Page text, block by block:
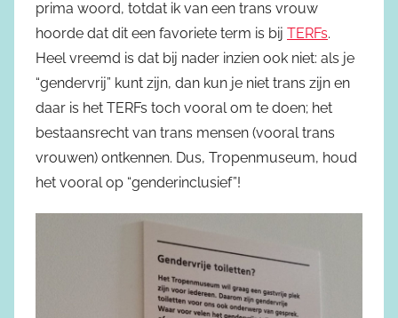
prima woord, totdat ik van een trans vrouw
hoorde dat dit een favoriete term is bij TERFs.
Heel vreemd is dat bij nader inzien ook niet: als je
“gendervrij” kunt zijn, dan kun je niet trans zijn en
daar is het TERFs toch vooral om te doen; het
bestaansrecht van trans mensen (vooral trans
vrouwen) ontkennen. Dus, Tropenmuseum, houd
het vooral op “genderinclusief”!